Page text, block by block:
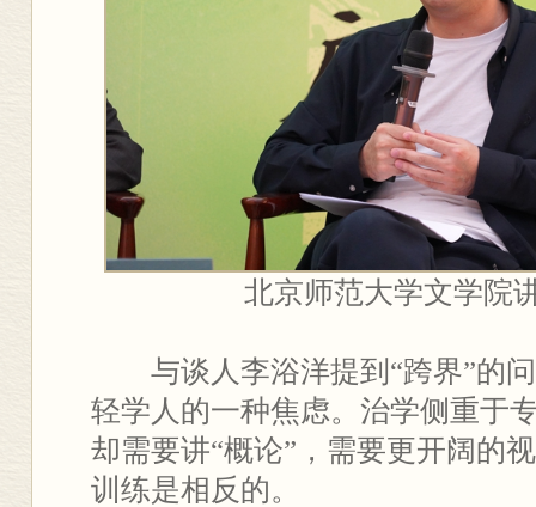
北京师范大学文学院
与谈人李浴洋提到“跨界”的
轻学人的一种焦虑。治学侧重于
却需要讲“概论”，需要更开阔的
训练是相反的。